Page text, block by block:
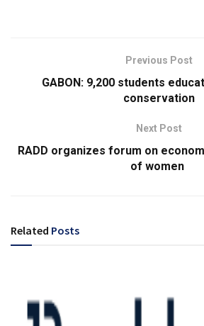
Previous Post
GABON: 9,200 students
conservation
Next Post
RADD organizes forum on
of women
Related Posts